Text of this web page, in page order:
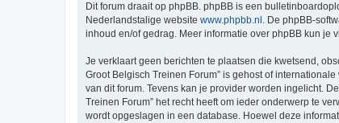
Dit forum draait op phpBB. phpBB is een
Nederlandstalige website www.phpbb.nl . De phpBB-
inhoud en/of gedrag. Meer informatie over phpBB kun je
Je verklaart geen berichten te plaatsen die kwetsend,
Groot Belgisch Treinen Forum” is gehost of
van dit forum. Tevens kan je provider worden ingelicht.
Treinen Forum” het recht heeft om ieder onderwerp te
wordt opgeslagen in een database. Hoewel deze